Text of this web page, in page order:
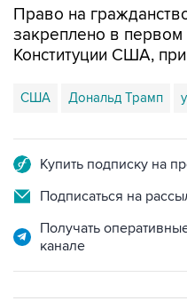
Право на
закреплено в первом
Конституции США,
США Дональд Трамп
Купить подписку на
Подписаться на
Получать
канале